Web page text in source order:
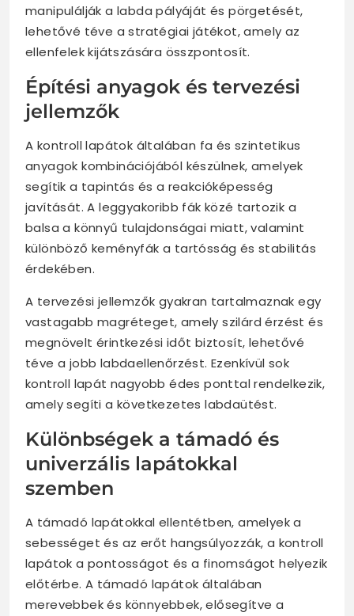
manipulálják a labda pályáját és pörgetését,
lehetővé téve a stratégiai játékot, amely az
ellenfelek kijátszására összpontosít.
Építési anyagok és tervezési
jellemzők
A kontroll lapátok általában fa és szintetikus
anyagok kombinációjából készülnek, amelyek
segítik a tapintás és a reakcióképesség
javítását. A leggyakoribb fák közé tartozik a
balsa a könnyű tulajdonságai miatt, valamint
különböző keményfák a tartósság és stabilitás
érdekében.
A tervezési jellemzők gyakran tartalmaznak egy
vastagabb magréteget, amely szilárd érzést és
megnövelt érintkezési időt biztosít, lehetővé
téve a jobb labdaellenőrzést. Ezenkívül sok
kontroll lapát nagyobb édes ponttal rendelkezik,
amely segíti a következetes labdaütést.
Különbségek a támadó és
univerzális lapátokkal
szemben
A támadó lapátokkal ellentétben, amelyek a
sebességet és az erőt hangsúlyozzák, a kontroll
lapátok a pontosságot és a finomságot helyezik
előtérbe. A támadó lapátok általában
merevebbek és könnyebbek, elősegítve a